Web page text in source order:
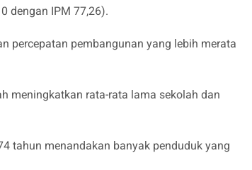
dengan IPM 77,26).
percepatan pembangunan yang lebih merata
meningkatkan rata-rata lama sekolah dan
tahun menandakan banyak penduduk yang